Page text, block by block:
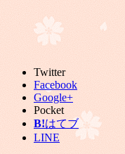
Twitter
Facebook
Google+
Pocket
B!はてブ
LINE